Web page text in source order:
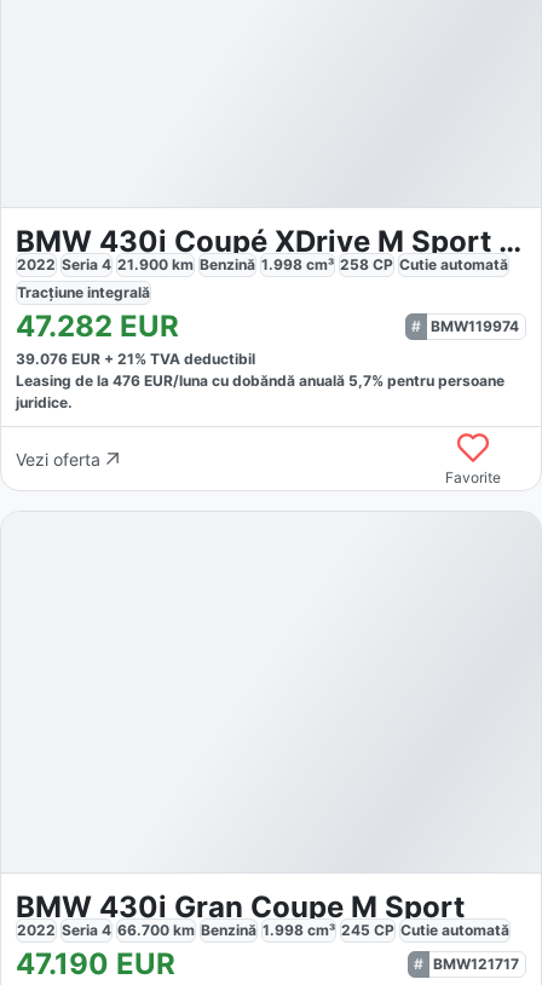
BMW 430i Coupé XDrive M Sport Package Pro
2022 Seria 4 21.900 km Benzină 1.998 cm³ 258 CP Cutie automată
Tracțiune integrală
47.282 EUR
BMW119974
39.076 EUR + 21% TVA deductibil
Leasing de la 476 EUR/luna cu dobăndă anuală 5,7% pentru persoane
juridice.
Vezi oferta
Favorite
BMW 430i Gran Coupe M Sport
2022 Seria 4 66.700 km Benzină 1.998 cm³ 245 CP Cutie automată
47.190 EUR
BMW121717